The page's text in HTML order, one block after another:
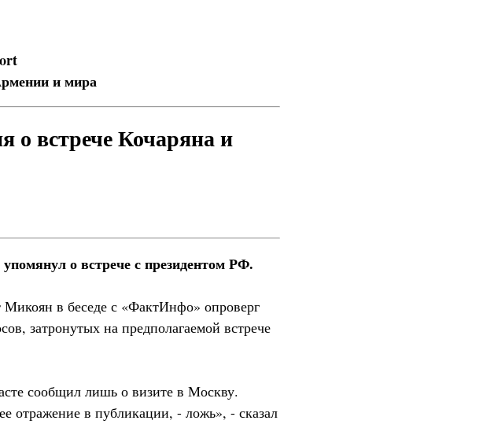
и мира
о встрече Кочаряна и
о встрече с президентом РФ.
Микоян в беседе с «ФактИнфо» опроверг
затронутых на предполагаемой встрече
сообщил лишь о визите в Москву.
отражение в публикации, - ложь», - сказал